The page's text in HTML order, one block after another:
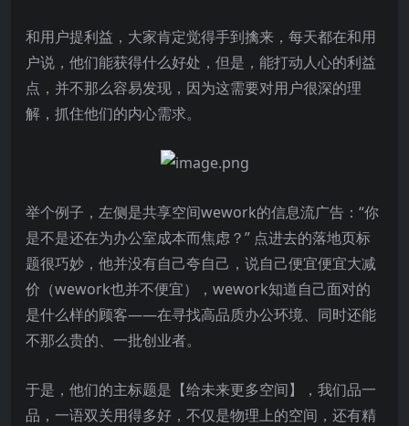
和用户提利益，大家肯定觉得手到擒来，每天都在和用
户说，他们能获得什么好处，但是，能打动人心的利益
点，并不那么容易发现，因为这需要对用户很深的理
解，抓住他们的内心需求。
举个例子，左侧是共享空间wework的信息流广告：“你
是不是还在为办公室成本而焦虑？” 点进去的落地页标
题很巧妙，他并没有自己夸自己，说自己便宜便宜大减
价（wework也并不便宜），wework知道自己面对的
是什么样的顾客——在寻找高品质办公环境、同时还能
不那么贵的、一批创业者。
于是，他们的主标题是【给未来更多空间】，我们品一
品，一语双关用得多好，不仅是物理上的空间，还有精